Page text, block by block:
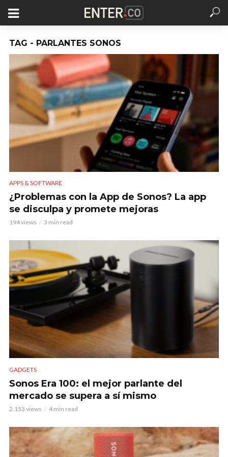
TAG - PARLANTES SONOS
APPS & SOFTWARE
¿Problemas con la App de Sonos? La app
se disculpa y promete mejoras
194 views 3 min read
GADGETS
Sonos Era 100: el mejor parlante del
mercado se supera a sí mismo
2.153 views 4 min read